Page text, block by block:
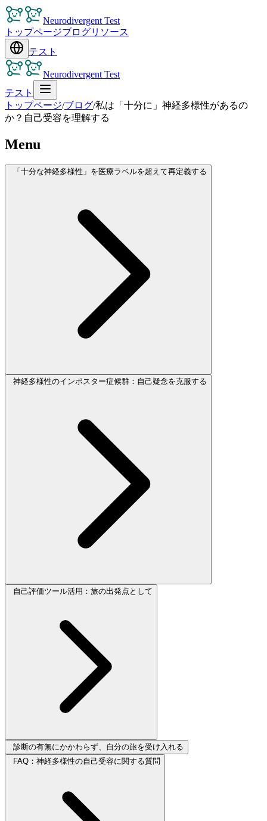
Neurodivergent Test
トップページブログリソース
テスト
Neurodivergent Test
テスト
トップページ/ブログ/私は「十分に」神経多様性があるの
か？自己受容を理解する
Menu
「十分な神経多様性」を医療ラベルを超えて再定義する
神経多様性のインポスター症候群：自己疑念を克服する
自己評価ツール活用：旅の出発点として
診断の有無にかかわらず、自分の旅を受け入れる
FAQ：神経多様性の自己受容に関する質問